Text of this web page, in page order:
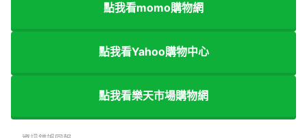
點我看momo購物網
點我看Yahoo購物中心
點我看樂天市場購物網